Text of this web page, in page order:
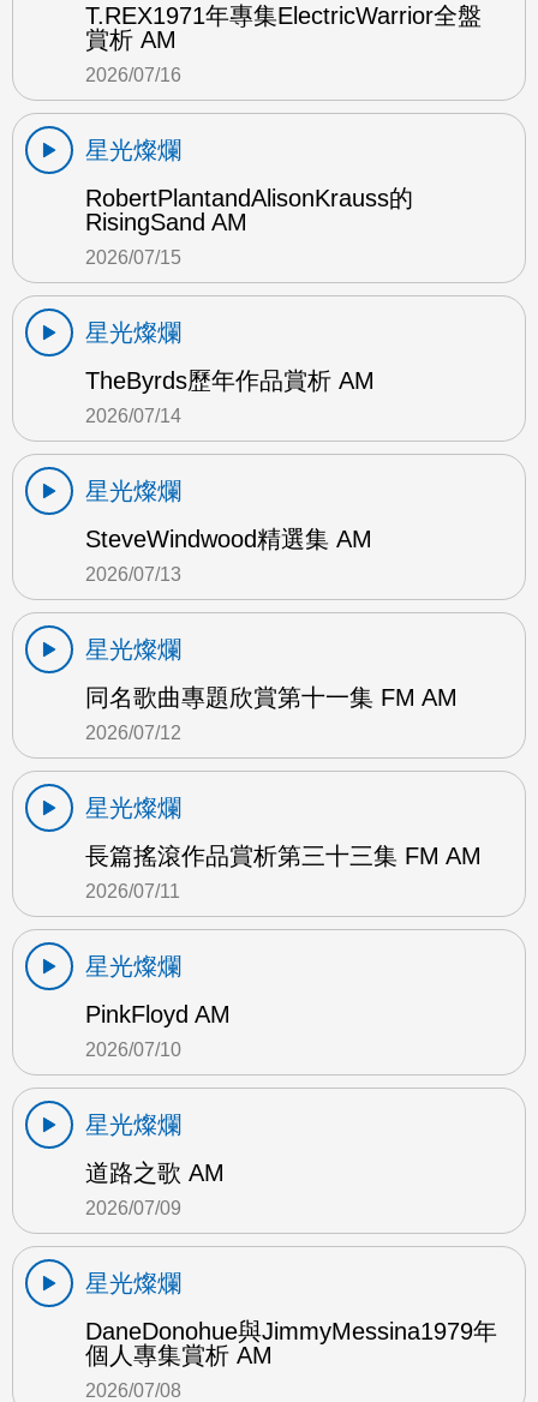
T.REX1971年專集ElectricWarrior全盤
賞析 AM
2026/07/16
星光燦爛
RobertPlantandAlisonKrauss的
RisingSand AM
2026/07/15
星光燦爛
TheByrds歷年作品賞析 AM
2026/07/14
星光燦爛
SteveWindwood精選集 AM
2026/07/13
星光燦爛
同名歌曲專題欣賞第十一集 FM AM
2026/07/12
星光燦爛
長篇搖滾作品賞析第三十三集 FM AM
2026/07/11
星光燦爛
PinkFloyd AM
2026/07/10
星光燦爛
道路之歌 AM
2026/07/09
星光燦爛
DaneDonohue與JimmyMessina1979年
個人專集賞析 AM
2026/07/08